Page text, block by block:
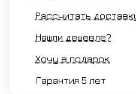
Рассчитать
Нашли дешевле?
Хочу в подарок
Гарантия 5 лет